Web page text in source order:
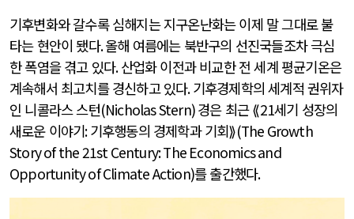
기후변화와 갈수록 심해지는 지구온난화는 이제 말 그대로 불
타는 현안이 됐다.올해 여름에는 북반구의 선진국들조차 극심
한 폭염을 겪고 있다.산업화 이전과 비교한 전 세계 평균기온은
계속해서 최고치를 경신하고 있다.기후경제학의 세계적 권위자
인 니콜라스 스턴(Nicholas Stern)경은 최근 ⟪21세기 성장의
새로운 이야기:기후행동의 경제학과 기회⟫(The Growth
Story of the 21st Century: The Economics and
Opportunity of Climate Action)를 출간했다.